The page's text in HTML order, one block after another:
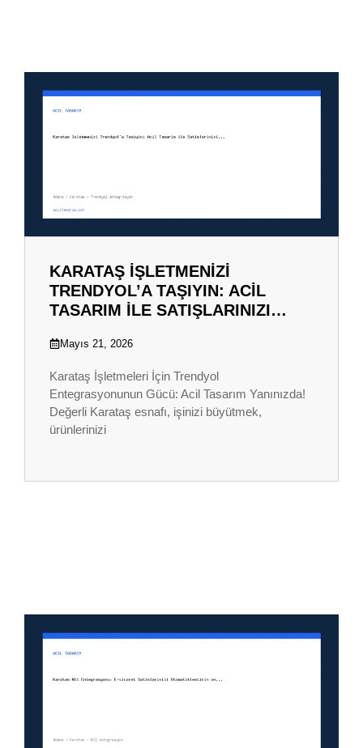
KARATAŞ İŞLETMENIZI
TRENDYOL’A TAŞIYIN: ACIL
TASARIM ILE SATIŞLARINIZI…
Mayıs 21, 2026
Karataş İşletmeleri İçin Trendyol
Entegrasyonunun Gücü: Acil Tasarım Yanınızda!
Değerli Karataş esnafı, işinizi büyütmek,
ürünlerinizi